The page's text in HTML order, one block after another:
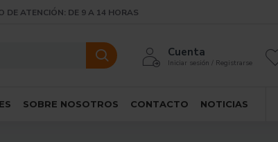
DE ATENCIÓN: DE 9 A 14 HORAS
Cuenta
Iniciar sesión / Registrarse
SOBRE NOSOTROS CONTACTO NOTICIAS